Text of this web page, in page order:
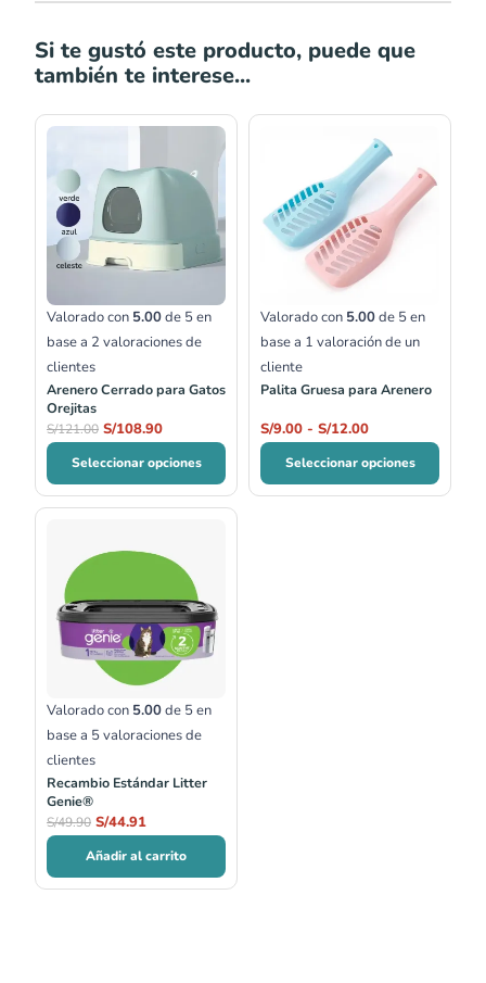
Si te gustó este producto, puede que
también te interese...
Valorado con 5.00de 5 en
base a 2 valoraciones de
clientes
Arenero Cerrado para Gatos
Orejitas
S/121.00 S/108.90
Seleccionar opciones
Valorado con 5.00de 5 en
base a 1 valoración de un
cliente
Palita Gruesa para Arenero
S/9.00 - S/12.00
de
precios:
desde
S/9.00
hasta
S/12.00
Seleccionar opciones
Valorado con 5.00de 5 en
base a 5valoraciones de
clientes
Recambio Estándar Litter
Genie®
S/49.90 S/44.91
Añadir al carrito